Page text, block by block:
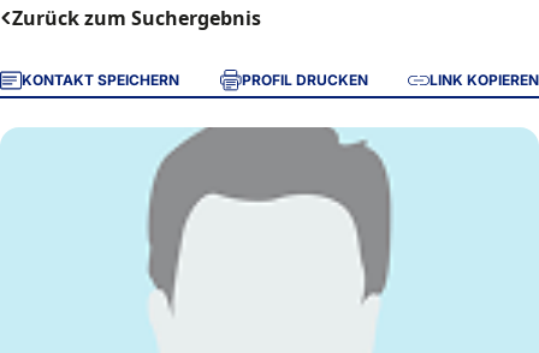
Zurück zum Suchergebnis
KONTAKT SPEICHERN PROFIL DRUCKEN LINK KOPIEREN